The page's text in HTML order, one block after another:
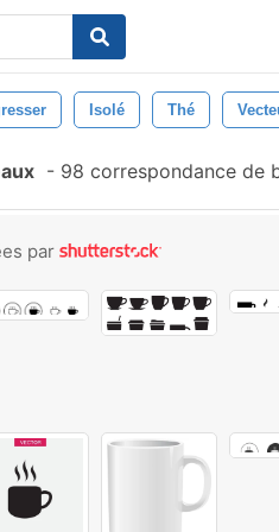
Isolé Thé
- 98 correspondance de
par